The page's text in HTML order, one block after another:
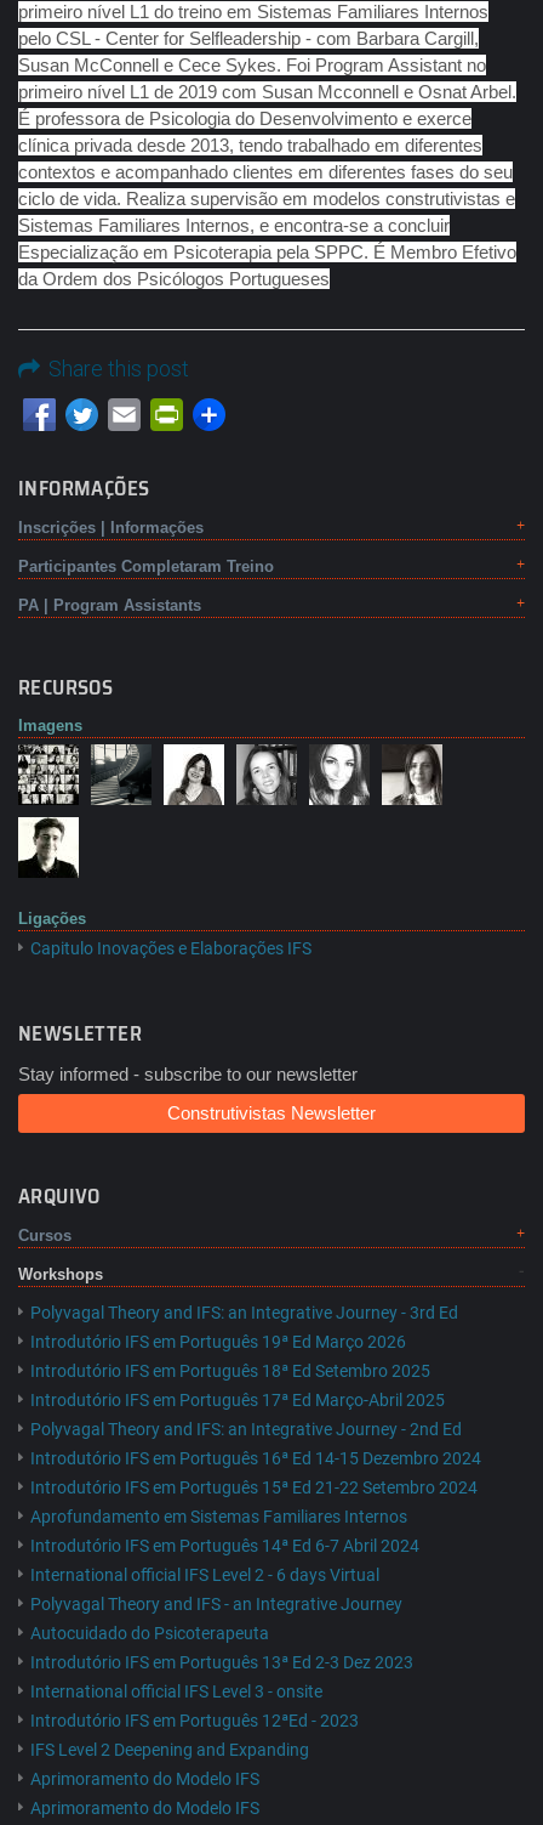
primeiro nível L1 do treino em Sistemas Familiares Internos
pelo CSL - Center for Selfleadership - com Barbara Cargill,
Susan McConnell e Cece Sykes. Foi Program Assistant no
primeiro nível L1 de 2019 com Susan Mcconnell e Osnat Arbel.
É professora de Psicologia do Desenvolvimento e exerce
clínica privada desde 2013, tendo trabalhado em diferentes
contextos e acompanhado clientes em diferentes fases do seu
ciclo de vida. Realiza supervisão em modelos construtivistas e
Sistemas Familiares Internos, e encontra-se a concluir
Especialização em Psicoterapia pela SPPC. É Membro Efetivo
da Ordem dos Psicólogos Portugueses
Share this post
Email PrintFriendly
INFORMAÇÕES
Inscrições | Informações
Participantes Completaram Treino
PA | Program Assistants
RECURSOS
Imagens
Ligações
Capitulo Inovações e Elaborações IFS
NEWSLETTER
Stay informed - subscribe to our newsletter
Construtivistas Newsletter
ARQUIVO
Cursos
Workshops
Polyvagal Theory and IFS: an Integrative Journey - 3rd Ed
Introdutório IFS em Português 19ª Ed Março 2026
Introdutório IFS em Português 18ª Ed Setembro 2025
Introdutório IFS em Português 17ª Ed Março-Abril 2025
Polyvagal Theory and IFS: an Integrative Journey - 2nd Ed
Introdutório IFS em Português 16ª Ed 14-15 Dezembro 2024
Introdutório IFS em Português 15ª Ed 21-22 Setembro 2024
Aprofundamento em Sistemas Familiares Internos
Introdutório IFS em Português 14ª Ed 6-7 Abril 2024
International official IFS Level 2 - 6 days Virtual
Polyvagal Theory and IFS - an Integrative Journey
Autocuidado do Psicoterapeuta
Introdutório IFS em Português 13ª Ed 2-3 Dez 2023
International official IFS Level 3 - onsite
Introdutório IFS em Português 12ªEd - 2023
IFS Level 2 Deepening and Expanding
Aprimoramento do Modelo IFS
Aprimoramento do Modelo IFS